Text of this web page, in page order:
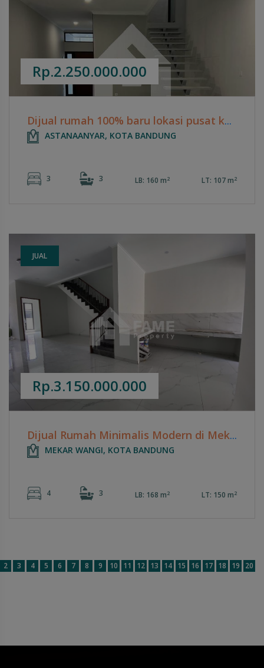
Rp.2.250.000.000
Dijual rumah 100% baru lokasi pusat kota bandung, sayap moh toha
ASTANAANYAR, KOTA BANDUNG
3 3 LB: 160 m2 LT: 107 m2
JUAL
Rp.3.150.000.000
Dijual Rumah Minimalis Modern di Mekar Wangi
MEKAR WANGI, KOTA BANDUNG
4 3 LB: 168 m2 LT: 150 m2
2 3 4 5 6 7 8 9 10 11 12 13 14 15 16 17 18 19 20